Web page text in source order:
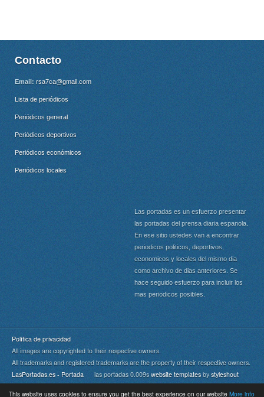
This website uses cookies to ensure you get the best experience on our website More info
Contacto
Email: rsa7ca@gmail.com
Lista de periódicos
Periódicos general
Periódicos deportivos
Periódicos económicos
Periódicos locales
Las portadas es un esfuerzo presentar
las portadas del prensa diaria espanola.
En ese sitio ustedes van a encontrar
periodicos politicos, deportivos,
economicos y locales del mismo dia
como archivo de dias anteriores. Se
hace seguido esfuerzo para incluir los
mas periodicos posibles.
Política de privacidad
All images are copyrighted to their respective owners.
All trademarks and registered trademarks are the property of their respective owners.
LasPortadas.es - Portada las portadas 0.009swebsite templates by styleshout